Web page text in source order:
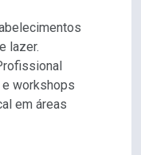
lazer.
workshops
em áreas